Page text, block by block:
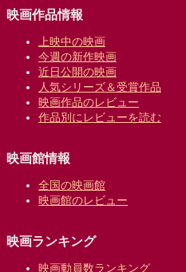
映画作品情報
上映中の映画
今週の新作映画
近日公開の映画
人気シリーズ＆受賞作品
映画作品のレビュー
作品別にレビューを読む
映画館情報
全国の映画館
映画館のレビュー
映画ランキング
映画動員数ランキング